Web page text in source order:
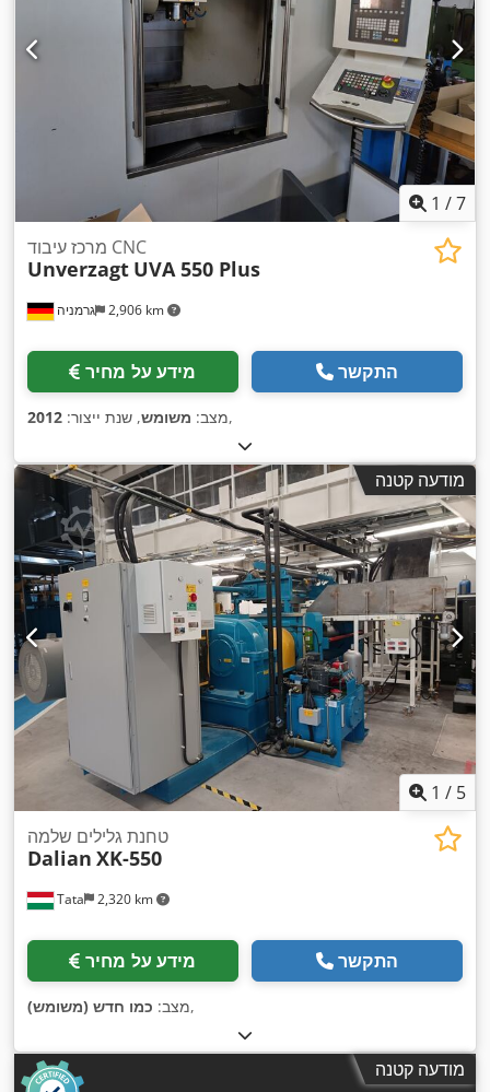
1 /7
גרמניה 2,906 km
מרכז עיבוד CNC
Unverzagt UVA 550 Plus
מידע על מחיר התקשר
מצב: משומש, שנת ייצור: 2012 ,
מודעה קטנה
1 / 5
Tata 2,320 km
טחנת גלילים שלמה
Dalian XK-550
מידע על מחיר התקשר
מצב: כמו חדש (משומש) ,
מודעה קטנה